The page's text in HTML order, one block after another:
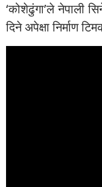
‘कोशेढुंगा’ले नेपाली
दिने अपेक्षा निर्माण